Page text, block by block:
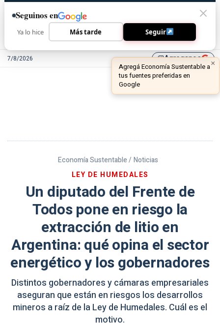
7/8/2026 library_addAgreganos
Economía Sustentable / Noticias
LEY DE HUMEDALES
Un diputado del Frente de
Todos pone en riesgo la
extracción de litio en
Argentina: qué opina el sector
energético y los gobernadores
Distintos gobernadores y cámaras empresariales
aseguran que están en riesgos los desarrollos
mineros a raíz de la Ley de Humedales. Cuál es el
motivo.
Seguinos en
Ya lo hice Más tarde Seguir